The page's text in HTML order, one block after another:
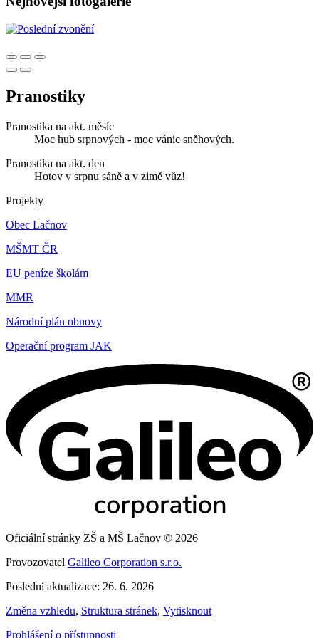
Pranostiky
Pranostika na akt. měsíc
Moc hub srpnových - moc vánic sněhových.
Pranostika na akt. den
Hotov v srpnu sáně a v zimě vůz!
Projekty
Obec Lačnov
MŠMT ČR
EU peníze školám
MMR
Národní plán obnovy
Operační program JAK
Oficiální stránky ZŠ a MŠ Lačnov © 2026
Provozovatel Galileo Corporation s.r.o.
Poslední aktualizace: 26. 6. 2026
Změna vzhledu, Struktura stránek, Vytisknout
Prohlášení o přístupnosti